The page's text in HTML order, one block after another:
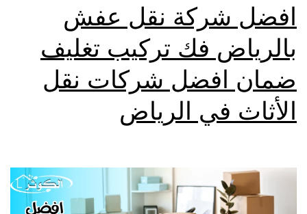
افضل شركة نقل عفش
بالرياض فك تركيب تغليف
ضمان افضل شركات نقل
الأثاث في الرياض